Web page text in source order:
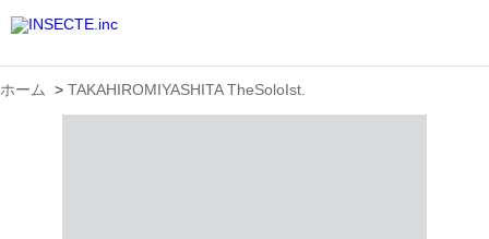
ホーム > TAKAHIROMIYASHITA TheSoloIst.